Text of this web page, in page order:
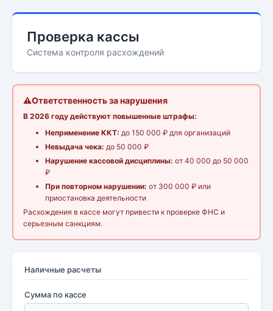
Проверка кассы
Система контроля расхождений
⚠️Ответственность за нарушения
В 2026 году действуют повышенные штрафы:
Неприменение ККТ: до 150 000 ₽ для организаций
Невыдача чека: до 50 000 ₽
Нарушение кассовой дисциплины: от 40 000 до 50 000
₽
При повторном нарушении: от 300 000 ₽ или
приостановка деятельности
Расхождения в кассе могут привести к проверке ФНС и
серьезным санкциям.
Наличные расчеты
Сумма по кассе